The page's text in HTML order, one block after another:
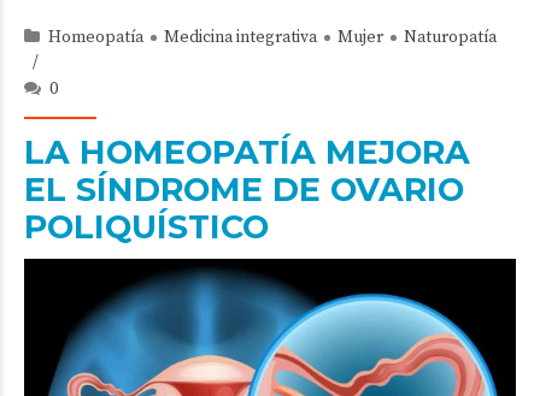
Homeopatía Medicina integrativa Mujer Naturopatía
0
LA HOMEOPATÍA MEJORA
EL SÍNDROME DE OVARIO
POLIQUÍSTICO